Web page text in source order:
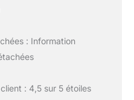
: Information
: 4,5 sur 5 étoiles